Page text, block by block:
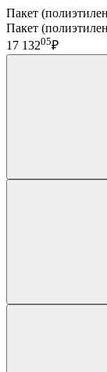
Пакет
Пакет
17 13205₽